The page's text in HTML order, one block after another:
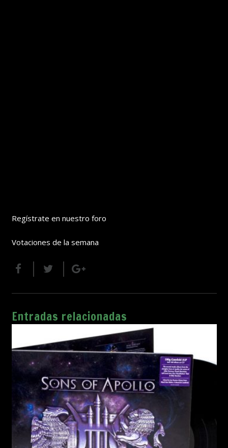
Regístrate en nuestro foro
Votaciones de la semana
Entradas relacionadas